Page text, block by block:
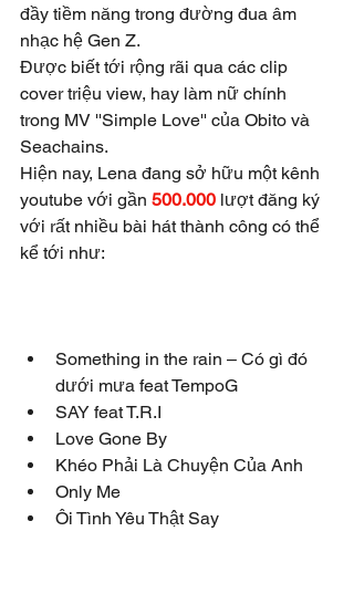
đầy tiềm năng trong đường đua âm
nhạc hệ Gen Z.
Được biết tới rộng rãi qua các clip
cover triệu view, hay làm nữ chính
trong MV ''Simple Love'' của Obito và
Seachains.
Hiện nay, Lena đang sở hữu một kênh
youtube với gần 500.000 lượt đăng ký
với rất nhiều bài hát thành công có thể
kể tới như:
Something in the rain – Có gì đó
dưới mưa feat TempoG
SAY feat T.R.I
Love Gone By
Khéo Phải Là Chuyện Của Anh
Only Me
Ôi Tình Yêu Thật Say